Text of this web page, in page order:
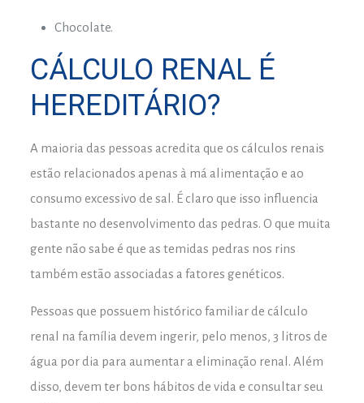
Chocolate.
CÁLCULO RENAL É
HEREDITÁRIO?
A maioria das pessoas acredita que os cálculos renais
estão relacionados apenas à má alimentação e ao
consumo excessivo de sal. É claro que isso influencia
bastante no desenvolvimento das pedras. O que muita
gente não sabe é que as temidas pedras nos rins
também estão associadas a fatores genéticos.
Pessoas que possuem histórico familiar de cálculo
renal na família devem ingerir, pelo menos, 3 litros de
água por dia para aumentar a eliminação renal. Além
disso, devem ter bons hábitos de vida e consultar seu